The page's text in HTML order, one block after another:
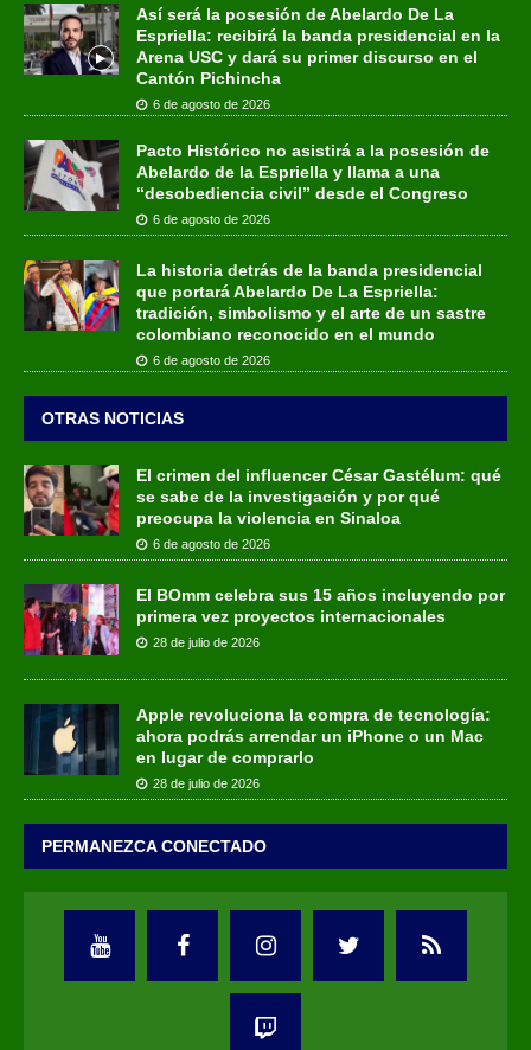
Así será la posesión de Abelardo De La
Espriella: recibirá la banda presidencial en la
Arena USC y dará su primer discurso en el
Cantón Pichincha
6 de agosto de 2026
Pacto Histórico no asistirá a la posesión de
Abelardo de la Espriella y llama a una
“desobediencia civil” desde el Congreso
6 de agosto de 2026
La historia detrás de la banda presidencial
que portará Abelardo De La Espriella:
tradición, simbolismo y el arte de un sastre
colombiano reconocido en el mundo
6 de agosto de 2026
OTRAS NOTICIAS
El crimen del influencer César Gastélum: qué
se sabe de la investigación y por qué
preocupa la violencia en Sinaloa
6 de agosto de 2026
El BOmm celebra sus 15 años incluyendo por
primera vez proyectos internacionales
28 de julio de 2026
Apple revoluciona la compra de tecnología:
ahora podrás arrendar un iPhone o un Mac
en lugar de comprarlo
28 de julio de 2026
PERMANEZCA CONECTADO